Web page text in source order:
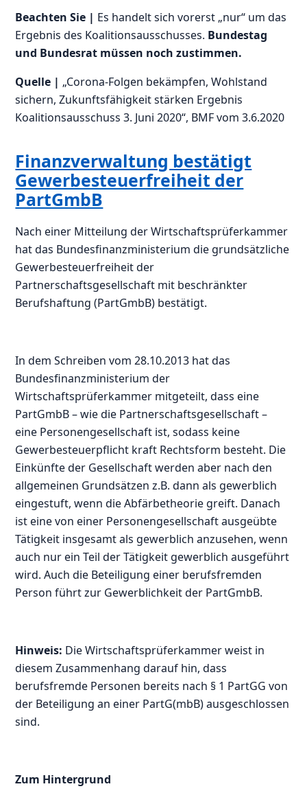
Beachten Sie | Es handelt sich vorerst „nur“ um das
Ergebnis des Koalitionsausschusses. Bundestag
und Bundesrat müssen noch zustimmen.
Quelle | „Corona-Folgen bekämpfen, Wohlstand
sichern, Zukunftsfähigkeit stärken Ergebnis
Koalitionsausschuss 3. Juni 2020“, BMF vom 3.6.2020
Finanzverwaltung bestätigt
Gewerbesteuerfreiheit der
PartGmbB
Nach einer Mitteilung der Wirtschaftsprüferkammer
hat das Bundesfinanzministerium die grundsätzliche
Gewerbesteuerfreiheit der
Partnerschaftsgesellschaft mit beschränkter
Berufshaftung (PartGmbB) bestätigt.
In dem Schreiben vom 28.10.2013 hat das
Bundesfinanzministerium der
Wirtschaftsprüferkammer mitgeteilt, dass eine
PartGmbB – wie die Partnerschaftsgesellschaft –
eine Personengesellschaft ist, sodass keine
Gewerbesteuerpflicht kraft Rechtsform besteht. Die
Einkünfte der Gesellschaft werden aber nach den
allgemeinen Grundsätzen z.B. dann als gewerblich
eingestuft, wenn die Abfärbetheorie greift. Danach
ist eine von einer Personengesellschaft ausgeübte
Tätigkeit insgesamt als gewerblich anzusehen, wenn
auch nur ein Teil der Tätigkeit gewerblich ausgeführt
wird. Auch die Beteiligung einer berufsfremden
Person führt zur Gewerblichkeit der PartGmbB.
Hinweis: Die Wirtschaftsprüferkammer weist in
diesem Zusammenhang darauf hin, dass
berufsfremde Personen bereits nach § 1 PartGG von
der Beteiligung an einer PartG(mbB) ausgeschlossen
sind.
Zum Hintergrund